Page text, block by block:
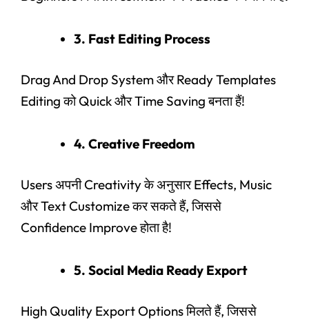
3. Fast Editing Process
Drag And Drop System और Ready Templates
Editing को Quick और Time Saving बनता हैं!
4. Creative Freedom
Users अपनी Creativity के अनुसार Effects, Music
और Text Customize कर सकते हैं, जिससे
Confidence Improve होता है!
5. Social Media Ready Export
High Quality Export Options मिलते हैं, जिससे